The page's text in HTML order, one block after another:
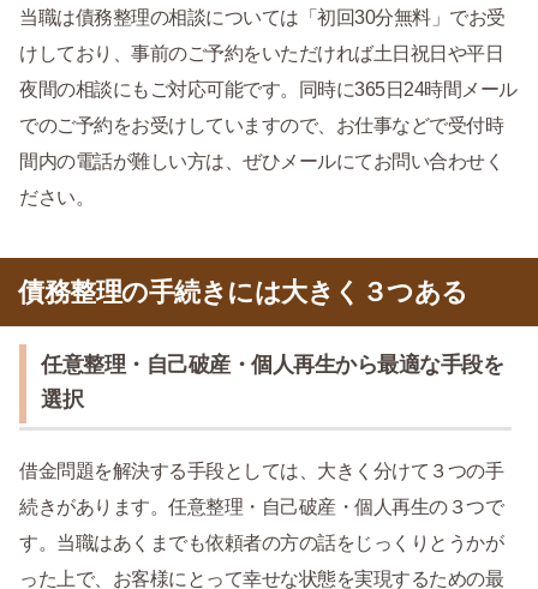
当職は債務整理の相談については「初回30分無料」でお受
けしており、事前のご予約をいただければ土日祝日や平日
夜間の相談にもご対応可能です。同時に365日24時間メール
でのご予約をお受けしていますので、お仕事などで受付時
間内の電話が難しい方は、ぜひメールにてお問い合わせく
ださい。
債務整理の手続きには大きく３つある
任意整理・自己破産・個人再生から最適な手段を
選択
借金問題を解決する手段としては、大きく分けて３つの手
続きがあります。任意整理・自己破産・個人再生の３つで
す。当職はあくまでも依頼者の方の話をじっくりとうかが
った上で、お客様にとって幸せな状態を実現するための最